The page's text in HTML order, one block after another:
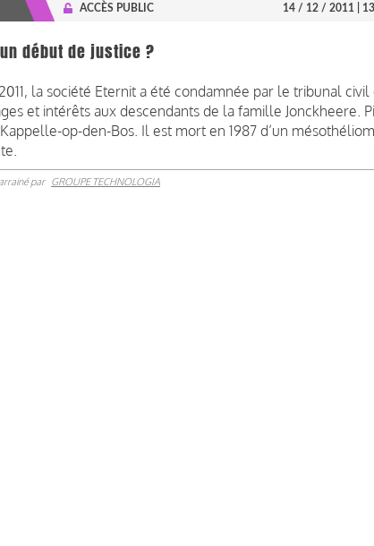
ACCÈS PUBLIC 14 / 12 / 2011 |
début de justice ?
la société Eternit a été condamnée par le tribunal
et intérêts aux descendants de la famille Jonckheere.
op-den-Bos. Il est mort en 1987 d’un
par GROUPE TECHNOLOGIA